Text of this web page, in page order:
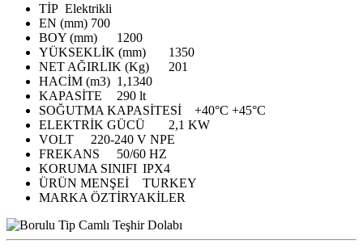
TİP Elektrikli
EN (mm) 700
BOY (mm)
1200
YÜKSEKLİK (mm)
1350
NET AĞIRLIK (Kg)
201
HACİM (m3) 1,1340
KAPASİTE
290 lt
SOĞUTMA KAPASİTESİ
+40°C +45°C
ELEKTRİK GÜCÜ
2,1 KW
VOLT
220-240 V NPE
FREKANS
50/60 HZ
KORUMA SINIFI IPX4
ÜRÜN MENŞEİ
TURKEY
MARKA ÖZTİRYAKİLER